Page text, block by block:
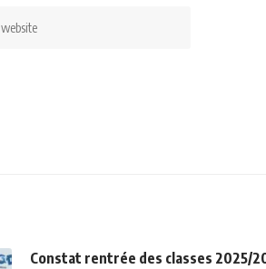
Constat rentrée des classes 2025/